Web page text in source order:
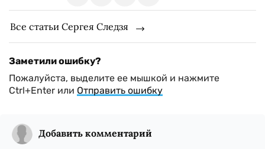
Все статьи Сергея Следзя
Заметили ошибку?
Пожалуйста, выделите ее мышкой и нажмите
Ctrl+Enter или Отправить ошибку
Добавить комментарий